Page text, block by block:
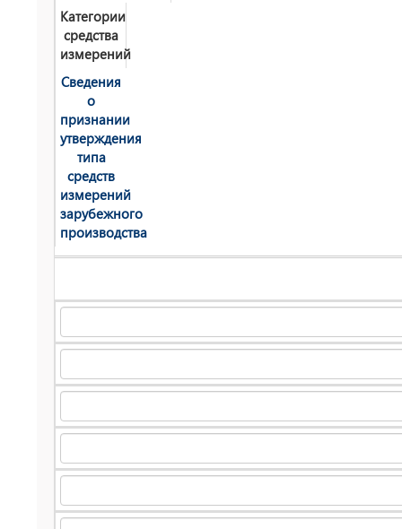
Категории
средства
измерений
Сведения
о
признании
утверждения
типа
средств
измерений
зарубежного
производства